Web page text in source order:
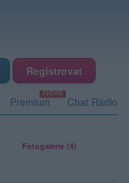
Registrovat
Premium Chat Rádio
Fotogalerie (4)